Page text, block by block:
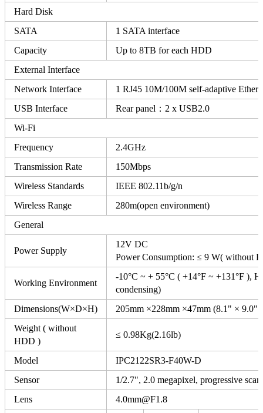
Hard Disk
SATA
1 SATA interface
Capacity
Up to 8TB for each HDD
External Interface
Network Interface
1 RJ45 10M/100M self-adaptive
USB Interface
Rear panel：2 x USB2.0
Wi-Fi
Frequency
2.4GHz
Transmission Rate
150Mbps
Wireless Standards
IEEE 802.11b/g/n
Wireless Range
280m(open environment)
General
Power Supply
12V DC
Power Consumption: ≤ 9 W( without
Working Environment
-10°C ~ + 55°C ( +14°F ~ +131°F ),
condensing)
Dimensions(W×D×H)
205mm ×228mm ×47mm (8.1" ×
Weight ( without
HDD )
≤ 0.98Kg(2.16lb)
Model
IPC2122SR3-F40W-D
Sensor
1/2.7", 2.0 megapixel, progressive
Lens
4.0mm@F1.8